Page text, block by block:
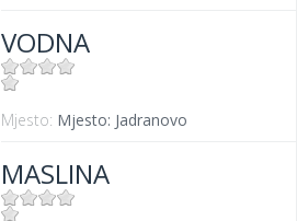
VODNA
Mjesto: Mjesto: Jadranovo
MASLINA